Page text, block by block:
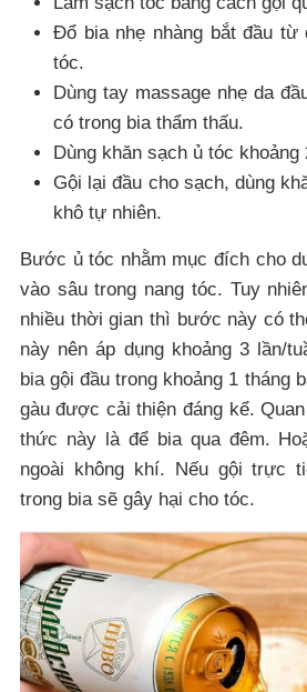
Đổ bia nhẹ nhàng bắt đầu từ
tóc.
Dùng tay massage nhẹ da
có trong bia thẩm thấu.
Dùng khăn sạch ủ tóc khoảng
Gội lại đầu cho sạch, dùng
khô tự nhiên.
Bước ủ tóc nhằm mục đích cho
vào sâu trong nang tóc. Tuy
nhiều thời gian thì bước này có
này nên áp dụng khoảng 3 lần/
bia gội đầu trong khoảng 1 tháng
gàu được cải thiện đáng kể.
thức này là để bia qua đêm.
ngoài không khí. Nếu gội trực
trong bia sẽ gây hại cho tóc.